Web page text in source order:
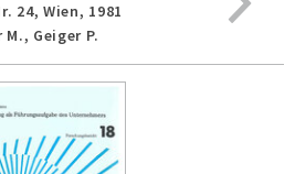
24, Wien, 1981
Geiger P.